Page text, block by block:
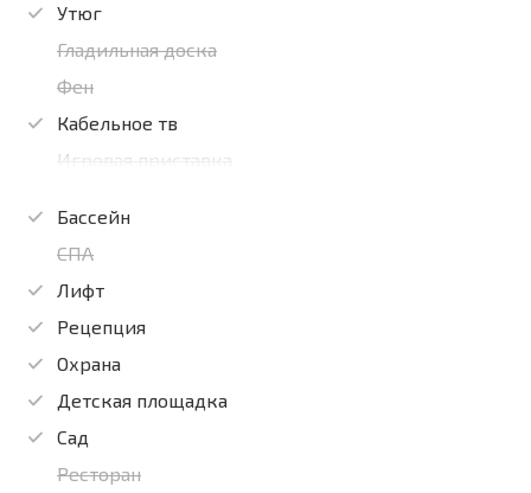
Утюг
Гладильная доска
Фен
Кабельное тв
Игровая приставка
Бассейн
СПА
Лифт
Рецепция
Охрана
Детская площадка
Сад
Ресторан